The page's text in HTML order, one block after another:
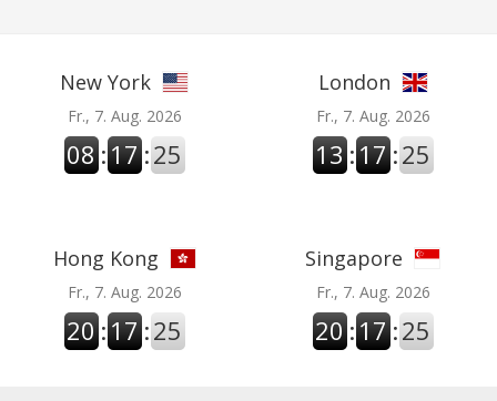
New York
Fr., 7. Aug. 2026
08 :17 :26
London
Fr., 7. Aug. 2026
13 :17 :26
Hong Kong
Fr., 7. Aug. 2026
20 :17 :26
Singapore
Fr., 7. Aug. 2026
20 :17 :26